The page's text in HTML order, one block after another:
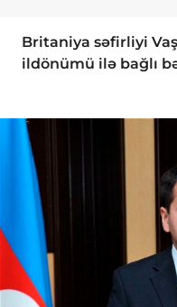
Britaniya səfirliyi
ildönümü ilə bağlı